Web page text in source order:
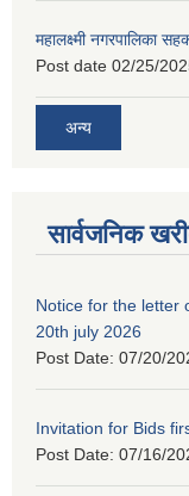
महालक्ष्मी नगरपालिका
Post date 02/25/
अन्य
सार्वजनिक
Notice for the letter
20th july 2026
Post Date: 07/20/
Invitation for Bids
Post Date: 07/16/